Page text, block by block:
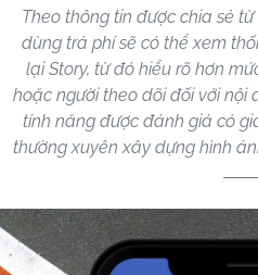
Theo thông tin được chia sẻ
dùng trả phí sẽ có thể xem
lại Story, từ đó hiểu rõ hơn
hoặc người theo dõi đối với
tính năng được đánh giá có
thường xuyên xây dựng hình